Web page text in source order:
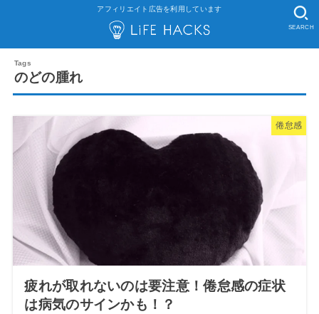
アフィリエイト広告を利用しています
SEARCH
のどの腫れ
倦怠感
疲れが取れないのは要注意！倦怠感の症状
は病気のサインかも！？